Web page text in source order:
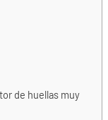
de huellas muy